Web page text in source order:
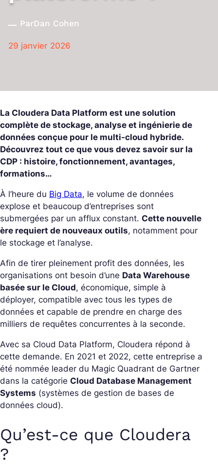
ParDan Cohen
29 janvier 2026
La Cloudera Data Platform est une solution
complète de stockage, analyse et ingénierie de
données conçue pour le multi-cloud hybride.
Découvrez tout ce que vous devez savoir sur la
CDP : histoire, fonctionnement, avantages,
formations…
À l’heure du Big Data, le volume de données
explose et beaucoup d’entreprises sont
submergées par un afflux constant. Cette nouvelle
ère requiert de nouveaux outils, notamment pour
le stockage et l’analyse.
Afin de tirer pleinement profit des données, les
organisations ont besoin d’une Data Warehouse
basée sur le Cloud, économique, simple à
déployer, compatible avec tous les types de
données et capable de prendre en charge des
milliers de requêtes concurrentes à la seconde.
Avec sa Cloud Data Platform, Cloudera répond à
cette demande. En 2021 et 2022, cette entreprise a
été nommée leader du Magic Quadrant de Gartner
dans la catégorie Cloud Database Management
Systems (systèmes de gestion de bases de
données cloud).
Qu’est-ce que Cloudera
?